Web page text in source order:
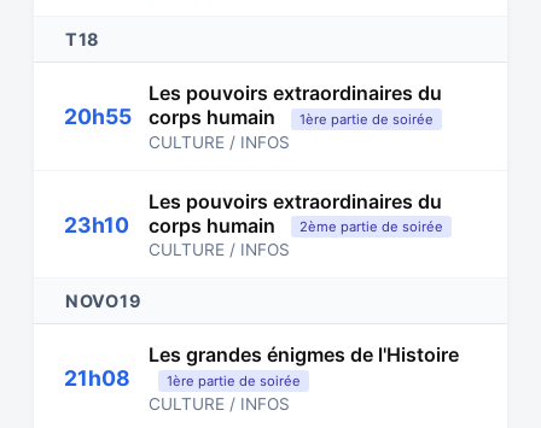
T18
20h55
Les pouvoirs extraordinaires du
corps humain
1ère partie de soirée
CULTURE / INFOS
23h10
Les pouvoirs extraordinaires du
corps humain
2ème partie de soirée
CULTURE / INFOS
NOVO19
21h08
Les grandes énigmes de l'Histoire
1ère partie de soirée
CULTURE / INFOS